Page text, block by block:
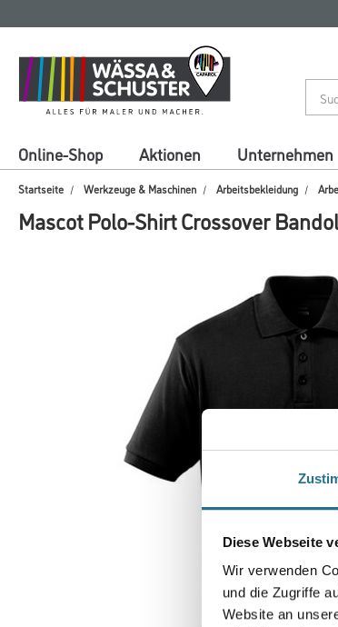
Diese Webseite
Wir verwenden
und die Zugriffe
Website an
springen
springen
Online-Shop Aktionen Unternehmen
Startseite Werkzeuge & Maschinen Arbeitsbekleidung
Mascot Polo-Shirt Crossover Bandol